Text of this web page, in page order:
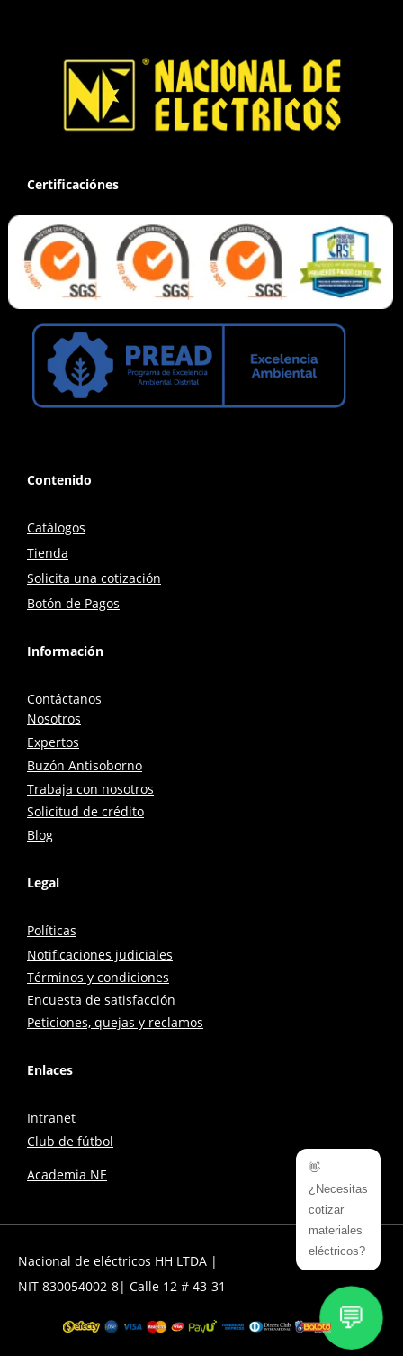
Certificaciónes
Contenido
Catálogos
Tienda
Solicita una cotización
Botón de Pagos
Información
Contáctanos
Nosotros
Expertos
Buzón Antisoborno
Trabaja con nosotros
Solicitud de crédito
Blog
Legal
Políticas
Notificaciones judiciales
Términos y condiciones
Encuesta de satisfacción
Peticiones, quejas y reclamos
Enlaces
Intranet
Club de fútbol
Academia NE
👋
¿Necesitas
cotizar
materiales
eléctricos?
💬
Nacional de eléctricos HH LTDA |
NIT 830054002-8| Calle 12 # 43-31